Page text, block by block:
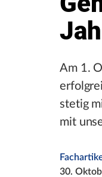
Am 1.
stetig
mit
30.